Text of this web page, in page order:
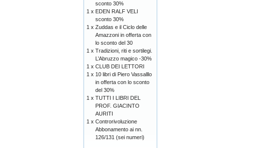
sconto 30%
1 x EDEN RALF VELI
sconto 30%
1 x Zuddas e il Ciclo delle
Amazzoni in offerta con
lo sconto del 30
1 x Tradizioni, riti e sortilegi.
L’Abruzzo magico -30%
1 x CLUB DEI LETTORI
1 x 10 libri di Piero Vassalllo
in offerta con lo sconto
del 30%
1 x TUTTI I LIBRI DEL
PROF. GIACINTO
AURITI
1 x Controrivoluzione
Abbonamento ai nn.
126/131 (sei numeri)